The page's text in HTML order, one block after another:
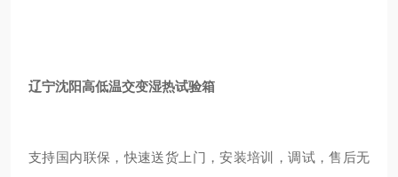
辽宁沈阳高低温交变湿热试验箱
支持国内联保，快速送货上门，安装培训，调试，售后无